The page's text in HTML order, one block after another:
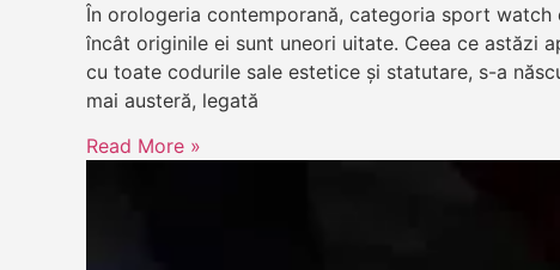
În orologeria contemporană, categoria sport watch
încât originile ei sunt uneori uitate. Ceea ce astăzi
cu toate codurile sale estetice și statutare, s-a
mai austeră, legată
Read More »